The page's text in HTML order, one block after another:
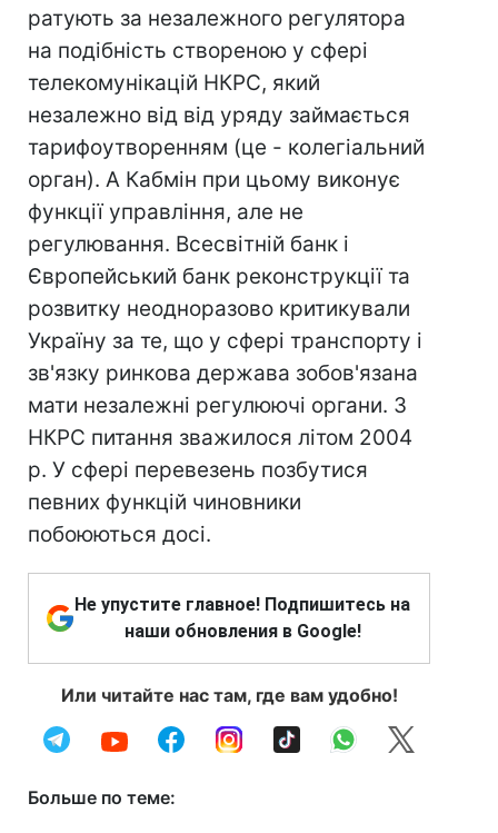
ратують за незалежного регулятора
на подібність створеною у сфері
телекомунікацій НКРС, який
незалежно від від уряду займається
тарифоутворенням (це - колегіальний
орган). А Кабмін при цьому виконує
функції управління, але не
регулювання. Всесвітній банк і
Європейський банк реконструкції та
розвитку неодноразово критикували
Україну за те, що у сфері транспорту і
зв'язку ринкова держава зобов'язана
мати незалежні регулюючі органи. З
НКРС питання зважилося літом 2004
р. У сфері перевезень позбутися
певних функцій чиновники
побоюються досі.
Не упустите главное! Подпишитесь на
наши обновления в Google!
Или читайте нас там, где вам удобно!
Больше по теме: